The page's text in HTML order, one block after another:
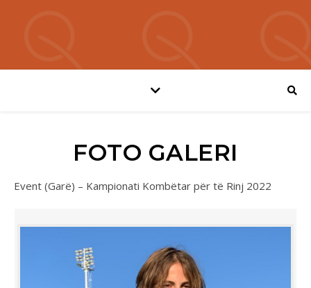
FOTO GALERI
Event (Garë) – Kampionati Kombëtar për të Rinj 2022